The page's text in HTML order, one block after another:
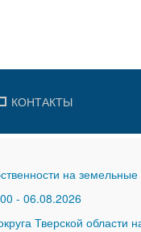
КОНТАКТЫ
на земельные
- 06.08.2026
Тверской области